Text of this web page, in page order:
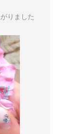
りました